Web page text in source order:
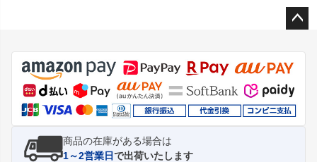
ジト
ップ
へ
商品の在庫がある場合は
1～2営業日で出荷いたします